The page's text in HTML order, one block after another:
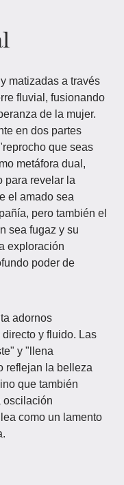
matizadas a través
fluvial, fusionando
de la mujer.
en dos partes
que seas
metáfora dual,
para revelar la
el amado sea
pero también el
sea fugaz y su
exploración
poder de
adornos
y fluido. Las
y "llena
reflejan la belleza
que también
oscilación
como un lamento